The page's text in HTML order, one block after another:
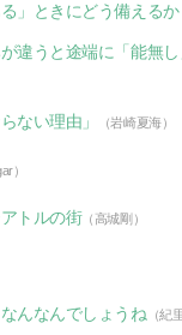
」ときにどう備えるか
違うと途端に「能無
ない理由」 （岩崎夏海）
）
トルの街（高城剛）
んなんでしょうね （紀